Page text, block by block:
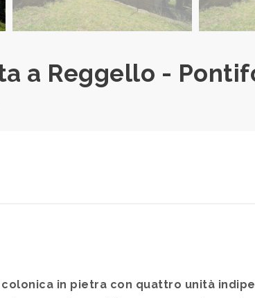
a Reggello -
colonica in pietra con quattro unità